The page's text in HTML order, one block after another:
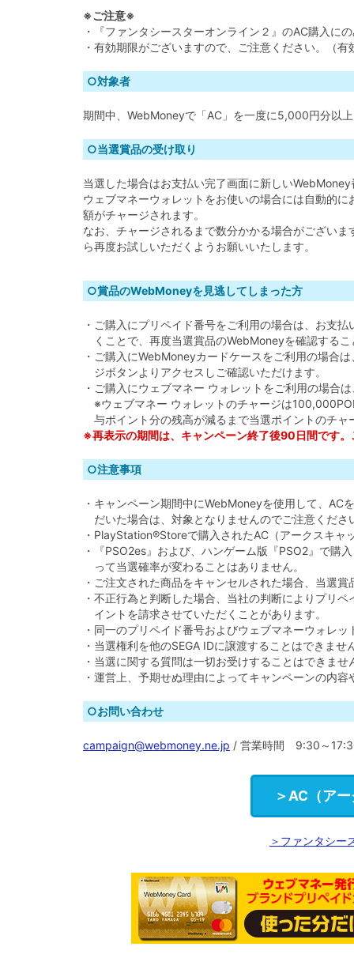
※ご注意※
・『ファンタシースターオンライン２』のAC購入に
・有効期限がございますので、ご注意ください。（
○対象者
期間中、WebMoneyで「AC」を一度に5,000円分以
○当選賞品の受け取り
当選した場合はお支払い完了画面に新しい
ウェブマネーウォレットをお使いの場合には自動的
額がチャージされます。
なお、チャージされるまで数分かかる場合がござい
ら再度お試しいただくようお願いいたします。
○賞品のWebMoneyを見逃してしまった方
・ご購入にプリペイド番号をご利用の場合は、お支
くことで、再度当選賞品のWebMoneyを確認する
・ご購入にWebMoneyカードケースをご利用の場合
ジボタンよりアクセスしご確認いただけます。
・ご購入にウェブマネー ウォレットをご利用の場合
※ウェブマネー ウォレットのチャージは
与ポイント分の残高が減るまで当選ポイントのチ
※再表示の期間は、キャンペーン終了後90日間です
○注意事項
・キャンペーン期間中にWebMoneyを使用して、
だいた場合は、対象となりませんのでご注意くださ
・PlayStation®Storeで購入されたAC（アークスキ
・『PSO2es』および、ハンゲーム版『PSO2』で購
って当選確率が変わることはありません。
・ご注文された商品をキャンセルされた場合、当選
・不正行為と判断した場合、当社の判断によりプリ
イントを請求させていただくことがあります。
・同一のプリペイド番号およびウェブマネーウォレ
・当選権利を他のSEGA IDに譲渡することはできませ
・当選に関する質問は一切お受けすることはできま
・運営上、予期せぬ理由によってキャンペーンの内
○お問い合わせ
campaign@webmoney.ne.jp / 営業時間 9:30～
＞AC（ア
＞ファンタシ